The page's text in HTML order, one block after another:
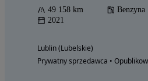
49 158 km Benzyna
2021
Lublin (Lubelskie)
Prywatny sprzedawca •